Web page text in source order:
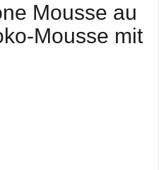
Mousse au
Mousse mit